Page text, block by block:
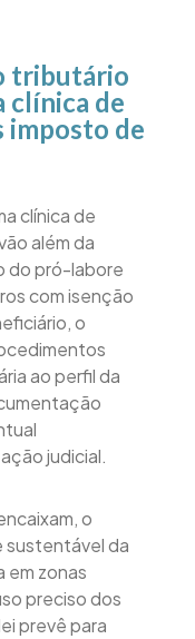
tributário
clínica de
imposto de
clínica de
além da
do pró-labore
com isenção
o
ao perfil da
judicial.
o
sustentável da
em zonas
preciso dos
prevê para